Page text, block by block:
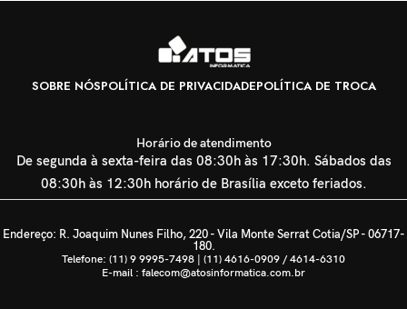
SOBRE NÓSPOLÍTICA DE PRIVACIDADEPOLÍTICA DE TROCA
Horário de atendimento
De segunda à sexta-feira das 08:30h às 17:30h. Sábados das
08:30h às 12:30h horário de Brasília exceto feriados.
Endereço: R. Joaquim Nunes Filho, 220 - Vila Monte Serrat Cotia/SP - 06717-
180.
Telefone: (11) 9 9995-7498 | (11) 4616-0909 / 4614-6310
E-mail : falecom@atosinformatica.com.br